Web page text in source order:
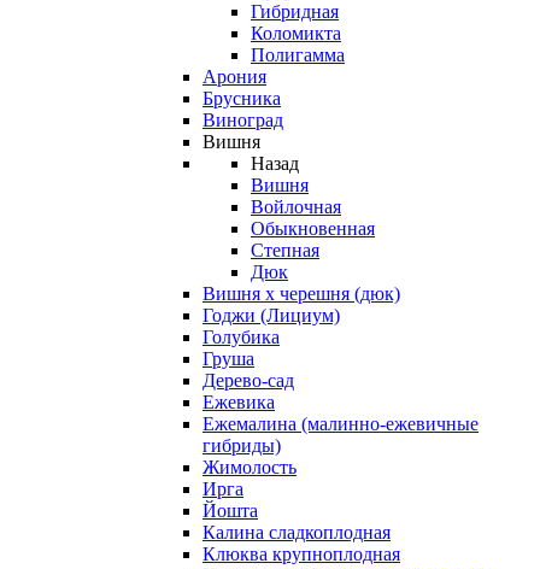
Гибридная
Коломикта
Полигамма
Арония
Брусника
Виноград
Вишня
Назад
Вишня
Войлочная
Обыкновенная
Степная
Дюк
Вишня х черешня (дюк)
Годжи (Лициум)
Голубика
Груша
Дерево-сад
Ежевика
Ежемалина (малинно-ежевичные
гибриды)
Жимолость
Ирга
Йошта
Калина сладкоплодная
Клюква крупноплодная